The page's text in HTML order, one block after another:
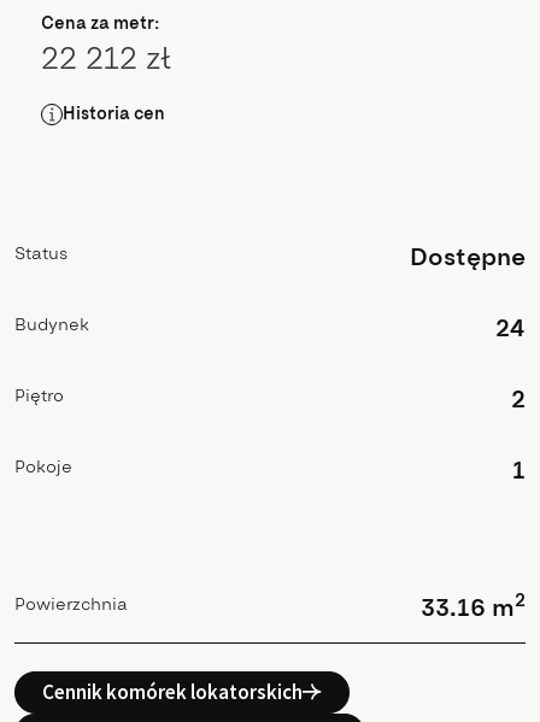
Cena za metr:
22 212 zł
Historia cen
Status Dostępne
Budynek 24
Piętro 2
Pokoje 1
Powierzchnia 33.16 m2
Cennik komórek lokatorskich